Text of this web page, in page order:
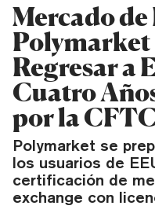
Mercado
Polymarket
Regresar a
Cuatro
por la
Polymarket se
los usuarios de
certificación de
exchange con